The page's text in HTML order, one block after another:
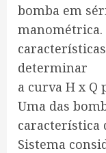
bomba em
manométrica.
determinar
a curva H x Q
Uma das
característica
Sistema